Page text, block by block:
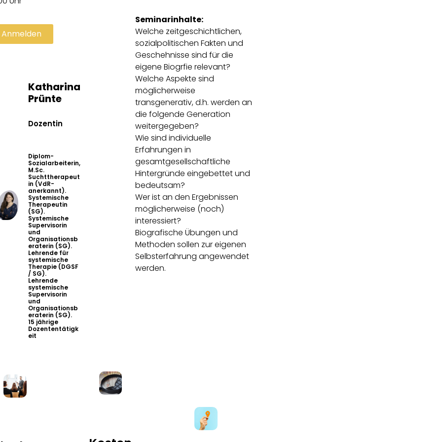
Katharina
Prünte
Dozentin
Diplom-
Sozialarbeiterin,
M.Sc.
Suchttherapeut
in (VdR-
anerkannt).
Systemische
Therapeutin
(SG).
Systemische
Supervisorin
und
Organisationsb
eraterin (SG).
Lehrende für
systemische
Therapie (DGSF
/ SG).
Lehrende
systemische
Supervisorin
und
Organisationsb
eraterin (SG).
15 jährige
Dozententätigk
eit
Seminarinhalte:
Welche zeitgeschichtlichen,
sozialpolitischen Fakten und
Geschehnisse sind für die
eigene Biogrfie relevant?
Welche Aspekte sind
möglicherweise
transgenerativ, d.h. werden an
die folgende Generation
weitergegeben?
Wie sind individuelle
Erfahrungen in
gesamtgesellschaftliche
Hintergründe eingebettet und
bedeutsam?
Wer ist an den Ergebnissen
möglicherweise (noch)
interessiert?
Biografische Übungen und
Methoden sollen zur eigenen
Selbsterfahrung angewendet
werden.